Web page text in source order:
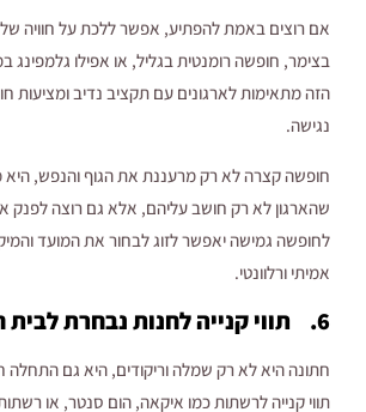
אם רוצים באמת להפתיע, אפשר ללכת על חוויה של
בצימר, חופשה רומנטית בגליל, או אפילו
הזה מתאימות לארגונים עם תקציב נדיב ומציעות
נגישה.
חופשה קצרה לא רק מרעננת את הגוף והנפש,
שהארגון לא רק חושב עליהם, אלא גם רוצה לפנק
לחופשה גמישה יאפשר לזוג לבחור את המועד
אמיתי ורלוונטי.
6. תווי קנייה לחנות נבחרת לבית חדש
חתונה היא לא רק שמלה וריקודים, היא גם
תווי קנייה לרשתות כמו איקאה, הום סנטר, או